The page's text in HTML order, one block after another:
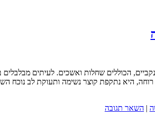
הכוללים שחלות ואשכים. לעיתים
רוחה, היא נתקפת קוצר נשימה ותעוקת לב נוכח
| השאר תגובה